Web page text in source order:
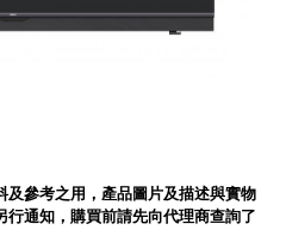
參考之用，產品圖片及描述與實物
通知，購買前請先向代理商查詢了